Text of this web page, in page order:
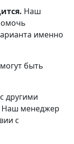
Наш
именно
быть
другими
Наш менеджер
с